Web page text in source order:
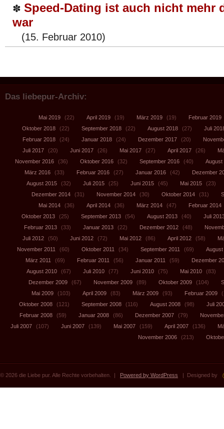
✽ Speed-Dating ist auch nicht mehr
war
(15. Februar 2010)
Das liebepur-Archiv:
Mai 2019 (22) April 2019 (19) März 2019 (19) Februar 2019
Oktober 2018
(22) September 2018 (22) August 2018 (27)
Juli
Februar 2018
(24) Januar 2018 (24) Dezember 2017 (20)
Juli 2017
(20) Juni 2017 (26) Mai 2017 (27) April 2017 (26)
November 2016
(36) Oktober 2016 (32) September 2016 (40)
August
März 2016
(33) Februar 2016 (27) Januar 2016 (42)
Dezember
August 2015
(32) Juli 2015 (25) Juni 2015 (45) Mai 2015
(23)
Dezember 2014
(31) November 2014 (30) Oktober 2014 (31)
Mai 2014
(36) April 2014 (36) März 2014 (47) Februar 2014
Oktober 2013
(25) September 2013 (54) August 2013 (40)
Juli
Februar 2013
(33) Januar 2013 (22) Dezember 2012 (48)
Juli 2012
(50) Juni 2012 (72) Mai 2012 (86) April 2012 (58)
November 2011
(60) Oktober 2011 (34) September 2011 (69)
August
März 2011
(69) Februar 2011 (56) Januar 2011 (59)
Dezember
August 2010
(67) Juli 2010 (77) Juni 2010 (75) Mai 2010
(83)
Dezember 2009
(67) November 2009 (89) Oktober 2009 (104)
Mai 2009
(103) April 2009 (83) März 2009 (93) Februar 2009
Oktober 2008
(121) September 2008 (116) August 2008 (98)
Juli
Februar 2008
(59) Januar 2008 (86) Dezember 2007 (79)
Juli 2007
(107) Juni 2007 (139) Mai 2007 (159) April 2007 (136)
November 2006
(213)
© 2026 die Liebe pur. Alle Rechte vorbehalten. | Powered by WordPress | Designed by